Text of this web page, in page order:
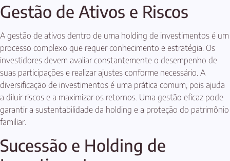
Gestão de Ativos e Riscos
A gestão de ativos dentro de uma holding de investimentos é um
processo complexo que requer conhecimento e estratégia. Os
investidores devem avaliar constantemente o desempenho de
suas participações e realizar ajustes conforme necessário. A
diversificação de investimentos é uma prática comum, pois ajuda
a diluir riscos e a maximizar os retornos. Uma gestão eficaz pode
garantir a sustentabilidade da holding e a proteção do patrimônio
familiar.
Sucessão e Holding de